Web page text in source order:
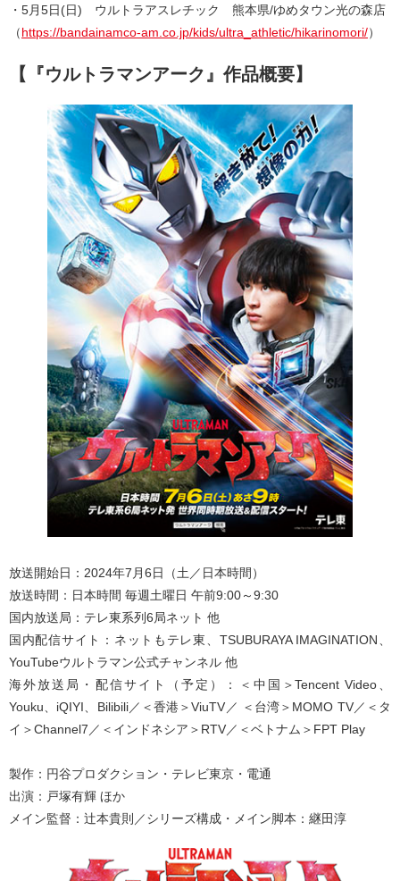
・5月5日(日) ウルトラアスレチック 熊本県/ゆめタウン光の森店
（https://bandainamco-am.co.jp/kids/ultra_athletic/hikarinomori/）
【『ウルトラマンアーク』作品概要】
放送開始日：2024年7月6日（土／日本時間）
放送時間：日本時間 毎週土曜日 午前9:00～9:30
国内放送局：テレ東系列6局ネット 他
国内配信サイト：ネットもテレ東、TSUBURAYA IMAGINATION、
YouTubeウルトラマン公式チャンネル 他
海外放送局・配信サイト（予定）：＜中国＞Tencent Video、
Youku、iQIYI、Bilibili／＜香港＞ViuTV／ ＜台湾＞MOMO TV／＜タ
イ＞Channel7／＜インドネシア＞RTV／＜ベトナム＞FPT Play
製作：円谷プロダクション・テレビ東京・電通
出演：戸塚有輝 ほか
メイン監督：辻本貴則／シリーズ構成・メイン脚本：継田淳